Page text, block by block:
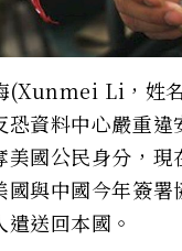
(Xunmei Li，姓
恐資料中心嚴重違
美國公民身分，現
國與中國今年簽署
送回本國。